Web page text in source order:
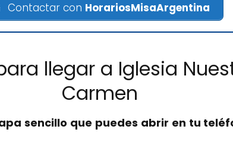
Contactar con HorariosMisaArgentina
llegar a Iglesia
Carmen
sencillo que puedes abrir en tu